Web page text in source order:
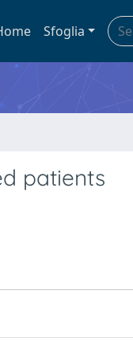
Sfoglia
patients